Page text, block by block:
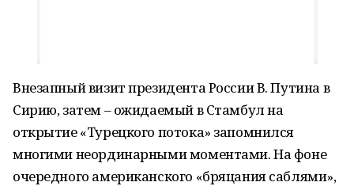
Внезапный визит президента России В. Путина в
Сирию, затем – ожидаемый в Стамбул на
открытие «Турецкого потока» запомнился
многими неординарными моментами. На фоне
очередного американского «бряцания саблями»,